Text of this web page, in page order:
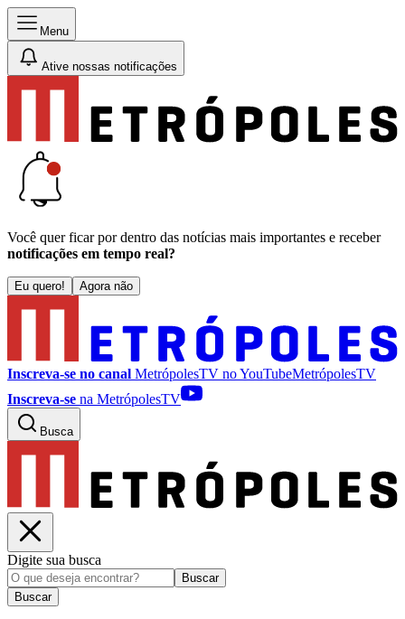
Menu
Ative nossas notificações
Você quer ficar por dentro das notícias mais importantes e receber
notificações em tempo real?
Eu quero! Agora não
Inscreva-se no canal MetrópolesTV noYouTubeMetrópolesTV
Inscreva-se na MetrópolesTV
Busca
Digite sua busca
Buscar
Buscar